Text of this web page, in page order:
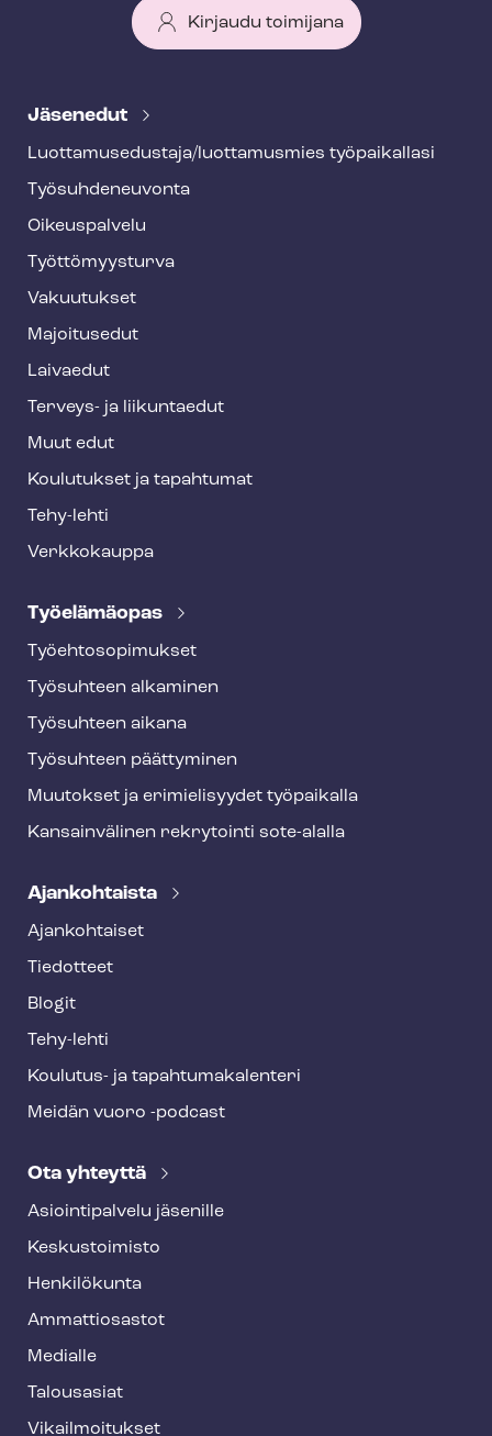
Kirjaudu toimijana
e
f
o
o
t
e
Jäsenedut
Luot­ta­muse­dus­ta­ja/luottamusmies työpaikallasi
Työ­suh­de­neu­von­ta
Oikeuspalvelu
Työt­tö­myys­tur­va
Vakuutukset
Majoitusedut
Laivaedut
Terveys- ja liikuntaedut
Muut edut
Koulutukset ja tapahtumat
Tehy-lehti
Verkkokauppa
Työelämäopas
Työ­eh­to­so­pi­muk­set
Työsuhteen alkaminen
Työsuhteen aikana
Työsuhteen päättyminen
Muutokset ja erimielisyydet työpaikalla
Kansainvälinen rekrytointi sote-alalla
Ajankohtaista
Ajankohtaiset
Tiedotteet
Blogit
Tehy-lehti
Koulutus- ja ta­pah­tu­ma­ka­len­te­ri
Meidän vuoro -podcast
Ota yhteyttä
Asioin­ti­pal­ve­lu jäsenille
Keskustoimisto
Henkilökunta
Ammattiosastot
Medialle
Talousasiat
Vi­kail­moi­tuk­set